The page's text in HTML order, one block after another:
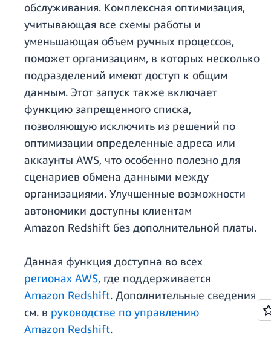
обслуживания. Комплексная оптимизация,
учитывающая все схемы работы и
уменьшающая объем ручных процессов,
поможет организациям, в которых несколько
подразделений имеют доступ к общим
данным. Этот запуск также включает
функцию запрещенного списка,
позволяющую исключить из решений по
оптимизации определенные адреса или
аккаунты AWS, что особенно полезно для
сценариев обмена данными между
организациями. Улучшенные возможности
автономики доступны клиентам
Amazon Redshift без дополнительной платы.
Данная функция доступна во всех
регионах AWS, где поддерживается
Amazon Redshift. Дополнительные сведения
см. в руководстве по управлению
Amazon Redshift.